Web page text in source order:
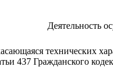
Деятельность
технических
437 Гражданского